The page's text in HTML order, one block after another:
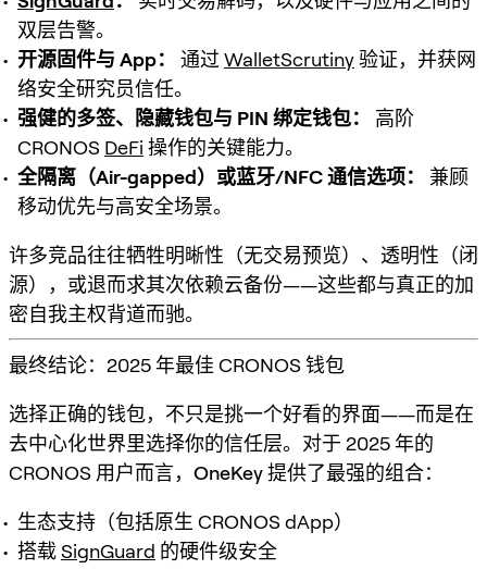
双层告警。
开源固件与 App：
通过 WalletScrutiny验证，并获网
络安全研究员信任。
强健的多签、隐藏钱包与 PIN 绑定钱包：
高阶
CRONOS DeFi 操作的关键能力。
全隔离（Air-gapped）或蓝牙/NFC 通信选项：
兼顾
移动优先与高安全场景。
许多竞品往往牺牲明晰性（无交易预览）、透明性（闭
源），或退而求其次依赖云备份——这些都与真正的加
密自我主权背道而驰。
最终结论：2025 年最佳 CRONOS 钱包
选择正确的钱包，不只是挑一个好看的界面——而是在
去中心化世界里选择你的信任层。对于 2025 年的
CRONOS 用户而言， OneKey提供了最强的组合：
生态支持（包括原生 CRONOS dApp）
搭载SignGuard 的硬件级安全